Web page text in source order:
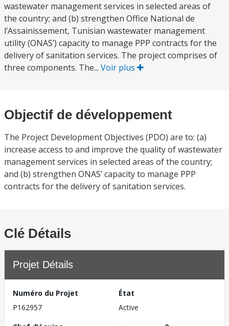
wastewater management services in selected areas of
the country; and (b) strengthen Office National de
l’Assainissement, Tunisian wastewater management
utility (ONAS’) capacity to manage PPP contracts for the
delivery of sanitation services. The project comprises of
three components. The... Voir plus
Objectif de développement
The Project Development Objectives (PDO) are to: (a)
increase access to and improve the quality of wastewater
management services in selected areas of the country;
and (b) strengthen ONAS’ capacity to manage PPP
contracts for the delivery of sanitation services.
Clé Détails
Projet Détails
Numéro du Projet
P162957
État
Active